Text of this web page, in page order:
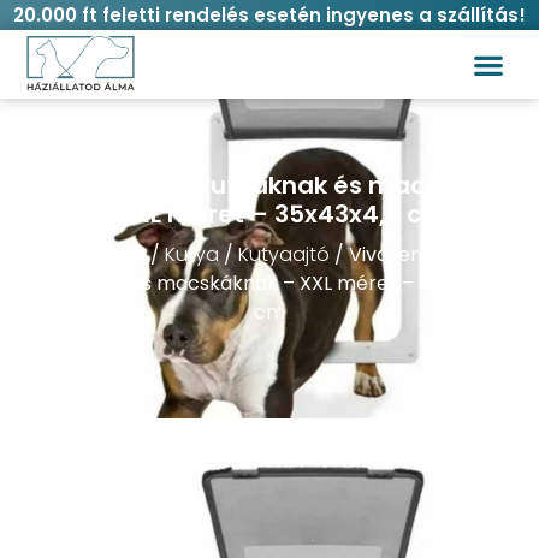
20.000 ft feletti rendelés esetén ingyenes a szállítás!
Viva lengőajtó kutyáknak és macskáknak
– XXL méret – 35x43x4,5 cm
Kezdőlap/Kutya/Kutyaajtó / Viva lengőajtó
kutyáknak és macskáknak – XXL méret – 35x43x4,5
cm